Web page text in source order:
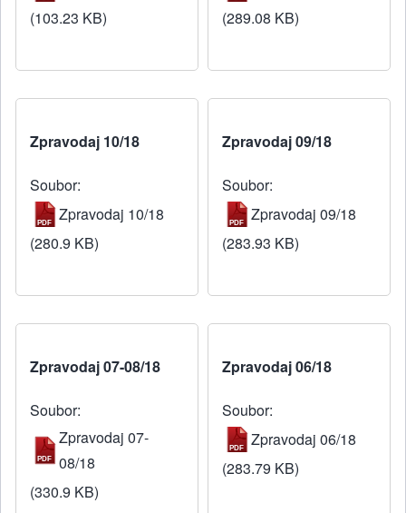
(103.23 KB)
(289.08 KB)
Zpravodaj 10/18
Soubor
Zpravodaj 10/18
(280.9 KB)
Zpravodaj 09/18
Soubor
Zpravodaj 09/18
(283.93 KB)
Zpravodaj 07-08/18
Soubor
Zpravodaj 07-
08/18
(330.9 KB)
Zpravodaj 06/18
Soubor
Zpravodaj 06/18
(283.79 KB)